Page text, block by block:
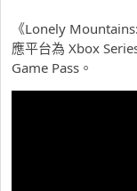
《Lonely
應平台為 Xbox
Game Pass。